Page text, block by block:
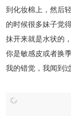
到化妆棉上，然后
的时候很多妹子觉
抹开来就是水状的
你是敏感皮或者换
我的错觉，我闻到